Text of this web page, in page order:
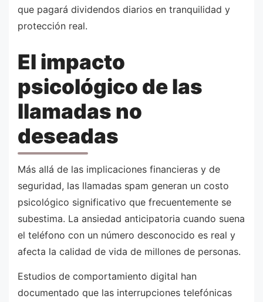
que pagará dividendos diarios en tranquilidad y
protección real.
El impacto
psicológico de las
llamadas no
deseadas
Más allá de las implicaciones financieras y de
seguridad, las llamadas spam generan un costo
psicológico significativo que frecuentemente se
subestima. La ansiedad anticipatoria cuando suena
el teléfono con un número desconocido es real y
afecta la calidad de vida de millones de personas.
Estudios de comportamiento digital han
documentado que las interrupciones telefónicas